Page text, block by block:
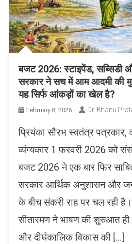
बजट 2026: स्टाइपेंड, सब्सिडी
सरकार ने सच में आम आदमी की
यह सिर्फ आंकड़ों का खेल है?
February 8, 2026 Dr. Bhanu
प्रियंका सौरभ स्वतंत्र पत्रकार,
व्यंग्यकार 1 फरवरी 2026 को
बजट 2026 ने एक बार फिर
सरकार आर्थिक अनुशासन और
के बीच संकरी राह पर चल रही है।
सीतारमण ने भाषण की शुरुआत ही
और दीर्घकालिक विकास की […]